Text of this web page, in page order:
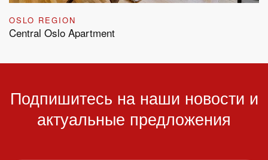
OSLO REGION
Central Oslo Apartment
Подпишитесь на наши новости и
актуальные предложения